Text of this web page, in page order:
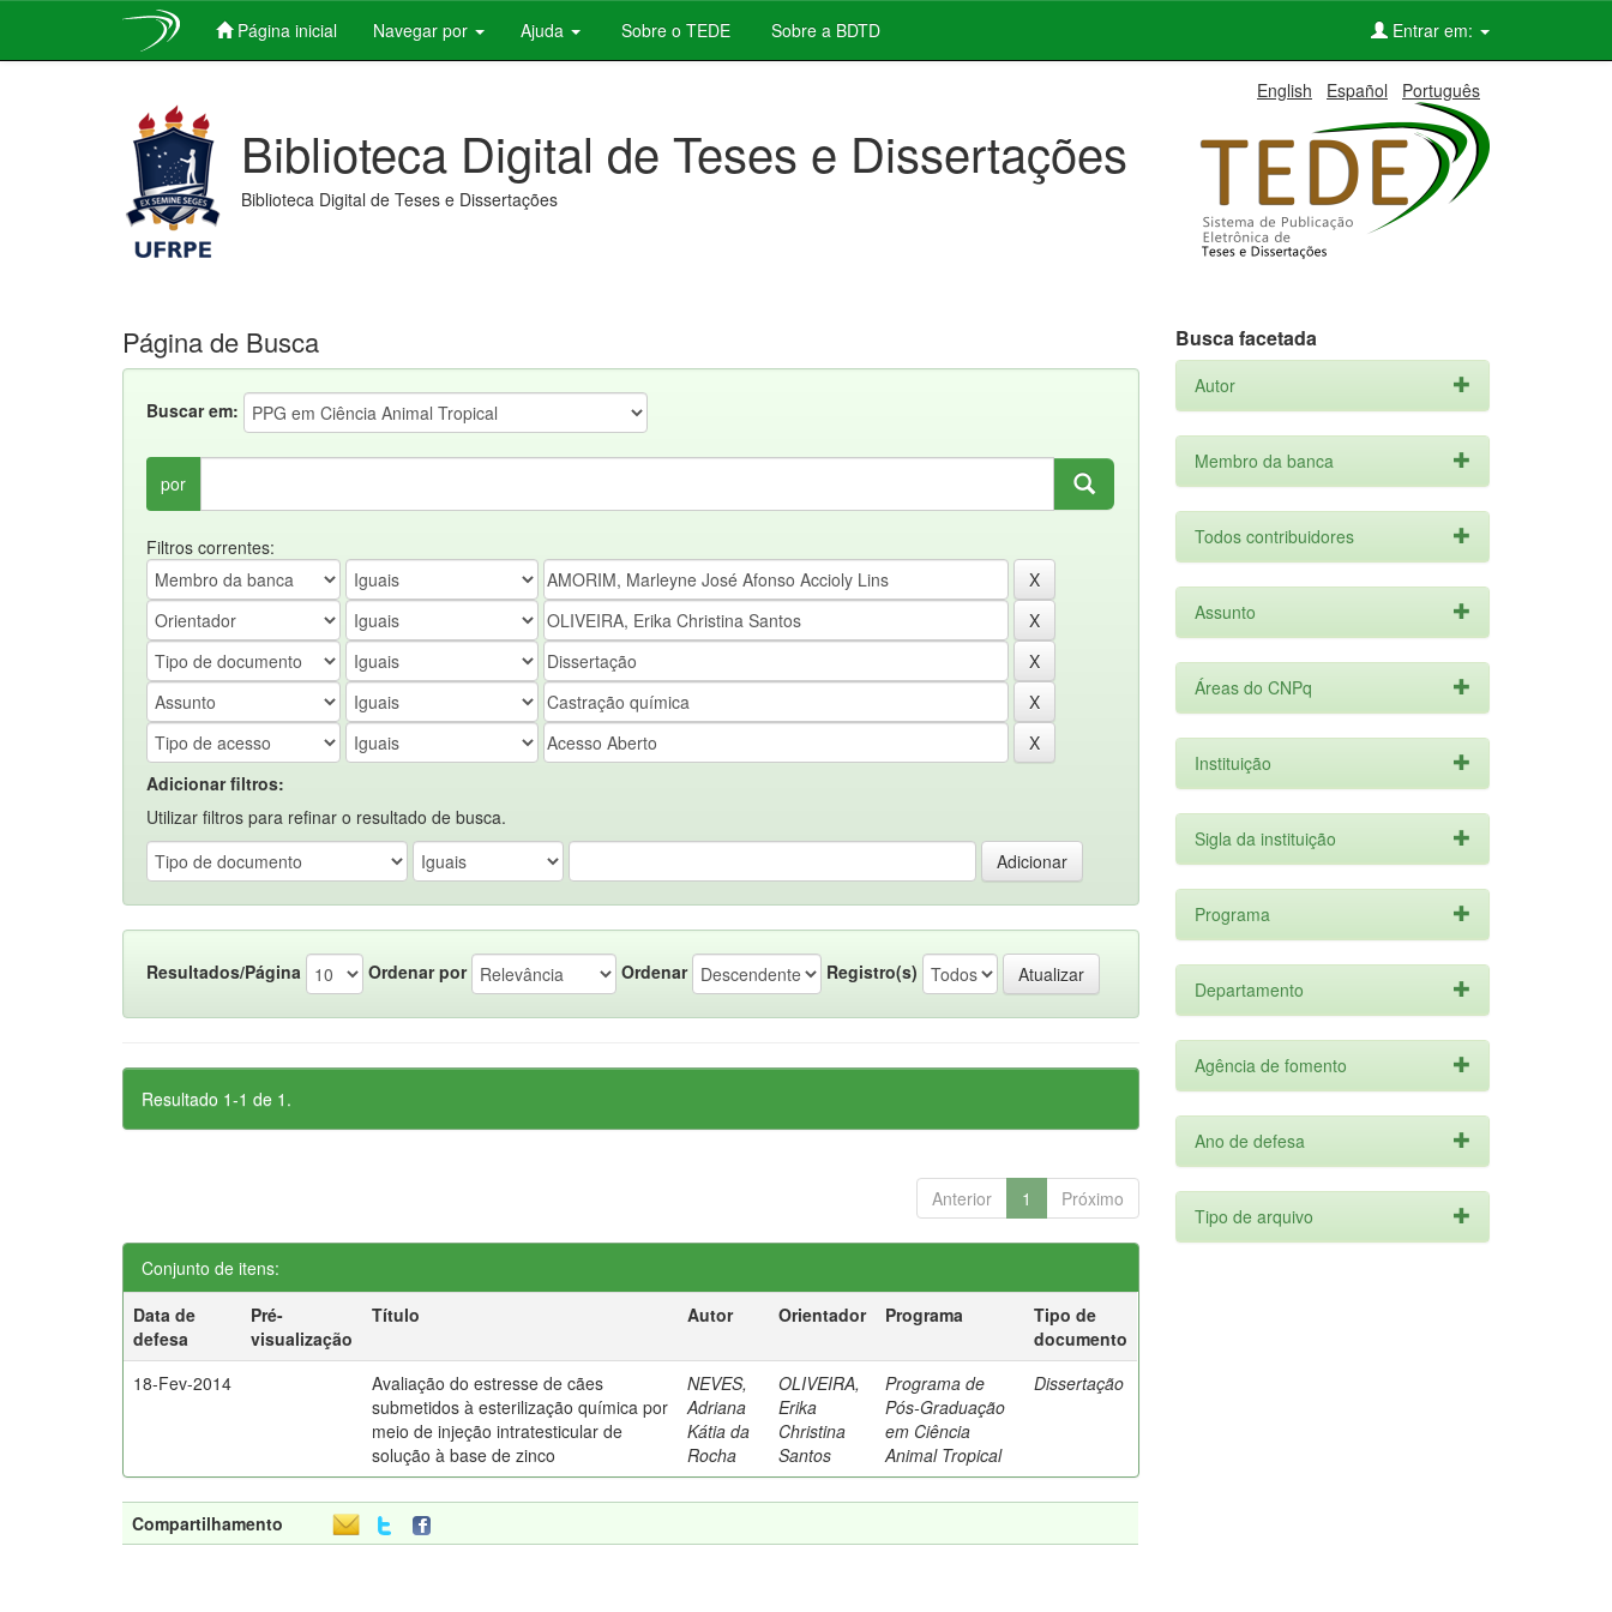
Página inicial Navegar por Ajuda Sobre o TEDE Sobre a BDTD Entrar em:
English Español Português
Biblioteca Digital de Teses e Dissertações
Biblioteca Digital de Teses e Dissertações
Página de Busca
Buscar em:
por
Filtros correntes:
Adicionar filtros:
Utilizar filtros para refinar o resultado de busca.
Resultados/Página Ordenar por Ordenar Registro(s)
Resultado 1-1 de 1.
Anterior 1 Próximo
Conjunto de itens:
Data de
defesa
Pré-
visualização
Título Autor Orientador Programa
Tipo de
documento
18-Fev-2014
Avaliação do estresse de cães
submetidos à esterilização química por
meio de injeção intratesticular de
solução à base de zinco
NEVES,
Adriana
Kátia da
Rocha
OLIVEIRA,
Erika
Christina
Santos
Programa de
Pós-Graduação
em Ciência
Animal Tropical
Dissertação
Compartilhamento
Busca facetada
Autor
Membro da banca
Todos contribuidores
Assunto
Áreas do CNPq
Instituição
Sigla da instituição
Programa
Departamento
Agência de fomento
Ano de defesa
Tipo de arquivo